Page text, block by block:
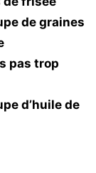
de graines
pas trop
d’huile de